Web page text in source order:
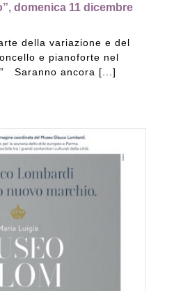
domenica 11 dicembre
della variazione e del
e pianoforte nel
Saranno ancora [...]